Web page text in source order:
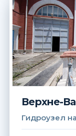
Верхне-
Гидроузел